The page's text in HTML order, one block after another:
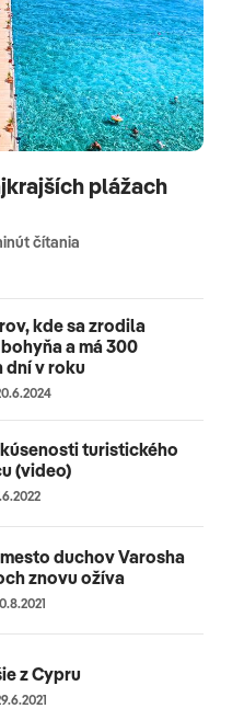
plážach
čítania
kde sa zrodila
a má 300
dní v roku
turistického
(video)
duchov Varosha
znovu ožíva
z Cypru